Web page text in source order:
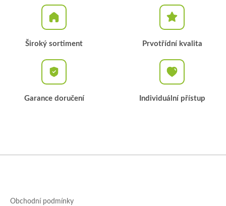
Široký sortiment Prvotřídní kvalita
Garance doručení Individuální přístup
Obchodní podmínky